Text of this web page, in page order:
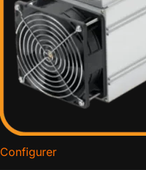
Configurerfor Bitmain Antminer S9